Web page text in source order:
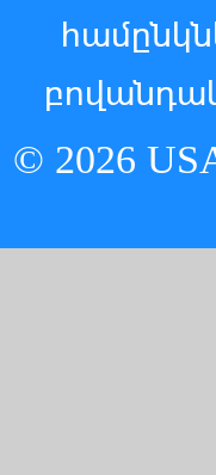
© 2026